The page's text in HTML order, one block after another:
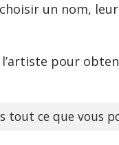
un nom,
pour
tout ce que vous